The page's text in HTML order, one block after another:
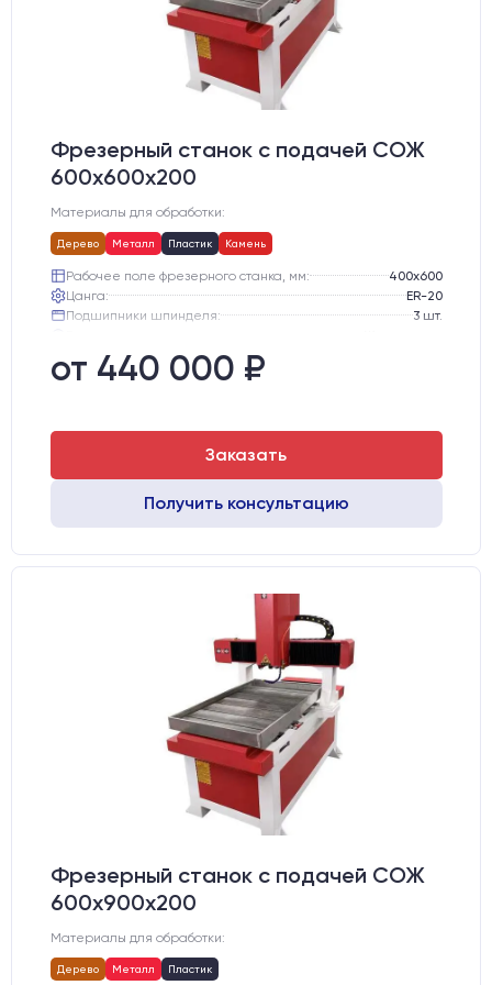
Фрезерный станок с подачей СОЖ
600х600х200
Материалы для обработки:
Дерево Металл Пластик Камень
Рабочее поле фрезерного станка, мм:
400х600
Цанга:
ER-20
Подшипники шпинделя:
3 шт.
Тип стола:
от 440 000 ₽
Заказать
Получить консультацию
Фрезерный станок с подачей СОЖ
600х900х200
Материалы для обработки:
Дерево Металл Пластик